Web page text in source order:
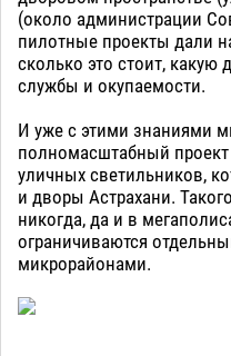
(около администрации
пилотные проекты дали
сколько это стоит,
службы и окупаемости.
И уже с этими знаниями
полномасштабный
уличных светильников,
и дворы Астрахани.
никогда, да и в
ограничиваются
микрорайонами.